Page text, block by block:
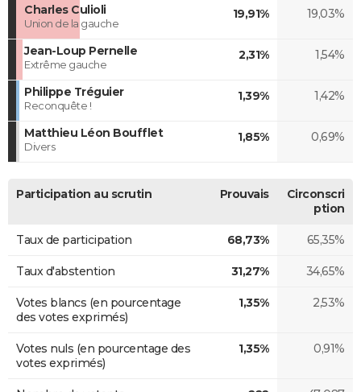
Charles Culioli
Union de la gauche
19,91% 19,03%
Jean-Loup Pernelle
Extrême gauche
2,31% 1,54%
Philippe Tréguier
Reconquête !
1,39% 1,42%
Matthieu Léon Boufflet
Divers
1,85% 0,69%
Participation au scrutin Prouvais
Circonscri
ption
Taux de participation 68,73% 65,35%
Taux d'abstention 31,27% 34,65%
Votes blancs (en pourcentage
des votes exprimés)
1,35% 2,53%
Votes nuls (en pourcentage des
votes exprimés)
1,35% 0,91%